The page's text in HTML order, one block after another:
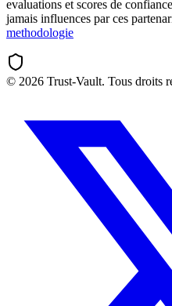
evaluations et scores de
jamais influences par ces
methodologie
© 2026 Trust-Vault. Tous droits